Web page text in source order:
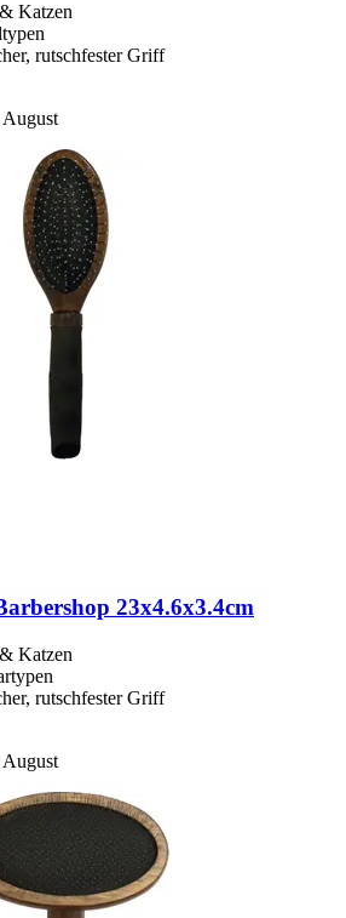
Katzen
rutschfester Griff
23x4.6x3.4cm
Katzen
rutschfester Griff